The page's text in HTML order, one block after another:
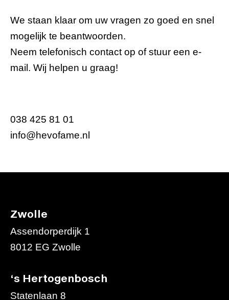
We staan klaar om uw vragen zo goed en snel
mogelijk te beantwoorden.
Neem telefonisch contact op of stuur een e-
mail. Wij helpen u graag!
038 425 81 01
info@hevofame.nl
Zwolle
Assendorperdijk 1
8012 EG Zwolle
‘s Hertogenbosch
Statenlaan 8